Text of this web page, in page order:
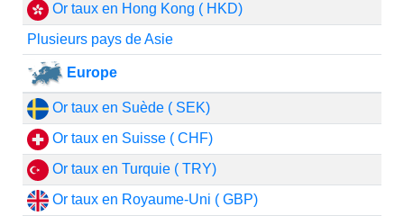
Or taux en Hong Kong ( HKD)
Plusieurs pays de Asie
Europe
Or taux en Suède ( SEK)
Or taux en Suisse ( CHF)
Or taux en Turquie ( TRY)
Or taux en Royaume-Uni ( GBP)